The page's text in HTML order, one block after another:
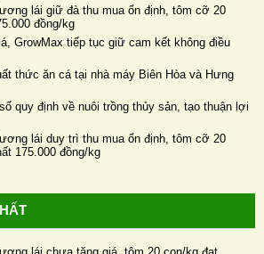
lái giữ đà thu mua ổn định, tôm cỡ 20
đồng/kg
GrowMax tiếp tục giữ cam kết không điều
thức ăn cá tại nhà máy Biên Hòa và Hưng
quy định về nuôi trồng thủy sản, tạo thuận lợi
lái duy trì thu mua ổn định, tôm cỡ 20
175.000 đồng/kg